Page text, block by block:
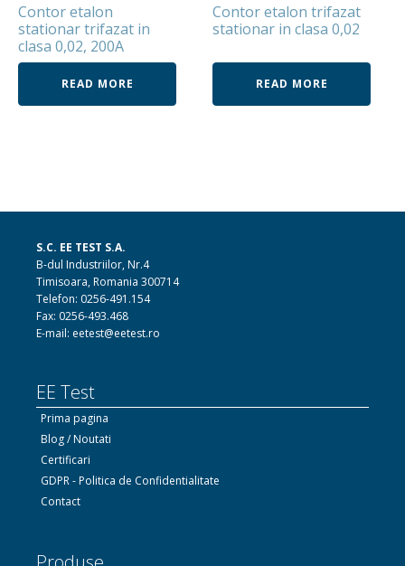
Contor etalon
stationar trifazat in
clasa 0,02, 200A
READ MORE
Contor etalon trifazat
stationar in clasa 0,02
READ MORE
S.C. EE TEST S.A.
B-dul Industriilor, Nr.4
Timisoara, Romania 300714
Telefon: 0256-491.154
Fax: 0256-493.468
E-mail: eetest@eetest.ro
EE Test
Prima pagina
Blog / Noutati
Certificari
GDPR - Politica de Confidentialitate
Contact